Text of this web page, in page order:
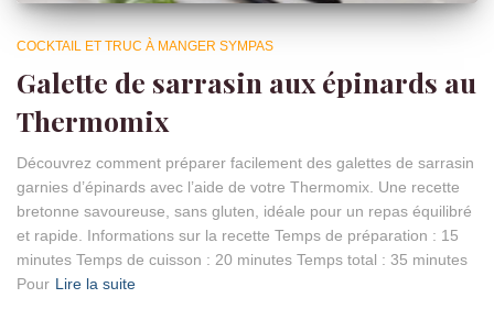
COCKTAIL ET TRUC À MANGER SYMPAS
Galette de sarrasin aux épinards au
Thermomix
Découvrez comment préparer facilement des galettes de sarrasin
garnies d’épinards avec l’aide de votre Thermomix. Une recette
bretonne savoureuse, sans gluten, idéale pour un repas équilibré
et rapide. Informations sur la recette Temps de préparation : 15
minutes Temps de cuisson : 20 minutes Temps total : 35 minutes
Pour Lire la suite